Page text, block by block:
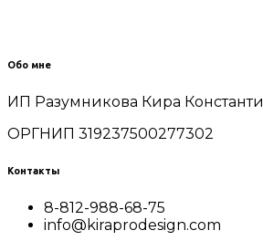
Обо мне
ИП Разумникова Кира
ОРГНИП 319237500277302
Контакты
8-812-988-68-75
info@kiraprodesign.com